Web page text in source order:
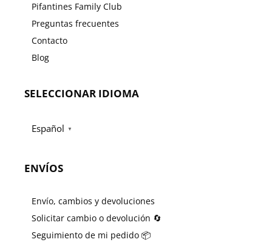
Pifantines Family Club
Preguntas frecuentes
Contacto
Blog
SELECCIONAR IDIOMA
Español ▼
ENVÍOS
Envío, cambios y devoluciones
Solicitar cambio o devolución 🔄
Seguimiento de mi pedido 📦